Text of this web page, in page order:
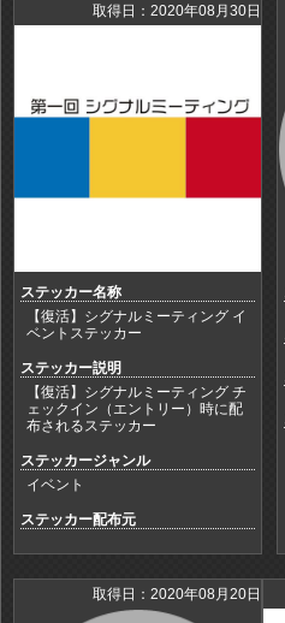
取得日：2020年08月30日
ステッカー名称
【復活】シグナルミーティング イ
ベントステッカー
ステッカー説明
【復活】シグナルミーティング チ
ェックイン（エントリー）時に配
布されるステッカー
ステッカージャンル
イベント
ステッカー配布元
取得日：2020年08月20日